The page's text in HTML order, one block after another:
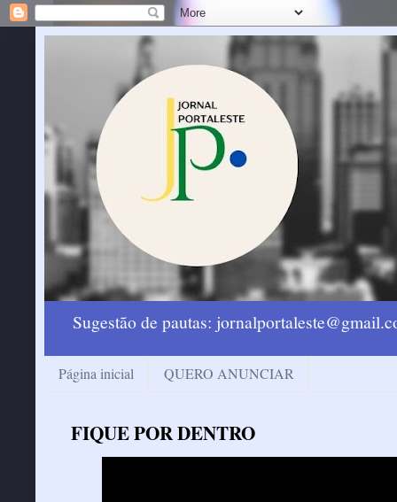
Sugestão de pautas:
Página inicial QUERO ANUNCIAR
FIQUE POR DENTRO